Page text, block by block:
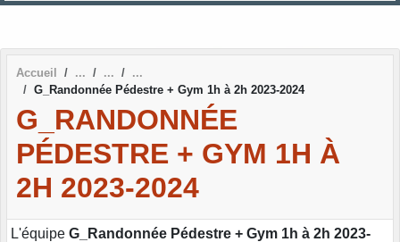
Accueil
G_Randonnée Pédestre + Gym 1h à 2h 2023-2024
G_RANDONNÉE
PÉDESTRE + GYM 1H À
2H 2023-2024
L'équipe G_Randonnée Pédestre + Gym 1h à 2h 2023-